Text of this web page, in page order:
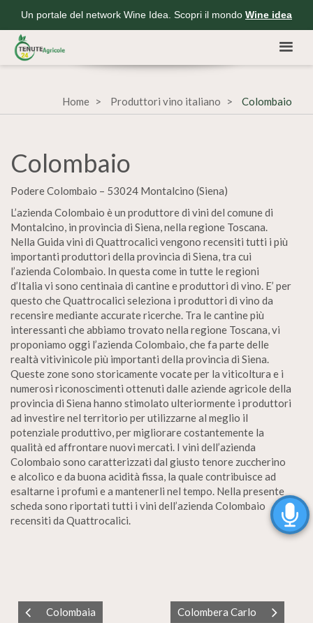
Un portale del network Wine Idea. Scopri il mondo Wine idea
Home Produttori vino italiano Colombaio
Colombaio
Podere Colombaio – 53024 Montalcino (Siena)
L’azienda Colombaio è un produttore di vini del comune di
Montalcino, in provincia di Siena, nella regione Toscana.
Nella Guida vini di Quattrocalici vengono recensiti tutti i più
importanti produttori della provincia di Siena, tra cui
l’azienda Colombaio. In questa come in tutte le regioni
d’Italia vi sono centinaia di cantine e produttori di vino. E’ per
questo che Quattrocalici seleziona i produttori di vino da
recensire mediante accurate ricerche. Tra le cantine più
interessanti che abbiamo trovato nella regione Toscana, vi
proponiamo oggi l’azienda Colombaio, che fa parte delle
realtà vitivinicole più importanti della provincia di Siena.
Queste zone sono storicamente vocate per la viticoltura e i
numerosi riconoscimenti ottenuti dalle aziende agricole della
provincia di Siena hanno stimolato ulteriormente i produttori
ad investire nel territorio per utilizzarne al meglio il
potenziale produttivo, per migliorare costantemente la
qualità ed affrontare nuovi mercati. I vini dell’azienda
Colombaio sono caratterizzati dal giusto tenore zuccherino
e alcolico e da buona acidità fissa, la quale contribuisce ad
esaltarne i profumi e a mantenerli nel tempo. Nella presente
scheda sono riportati tutti i vini dell’azienda Colombaio
recensiti da Quattrocalici.
Colombaia Colombera Carlo